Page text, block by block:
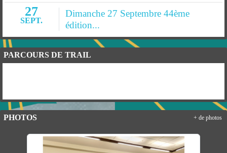
27
SEPT.
Dimanche 27 Septembre 44ème
édition...
PARCOURS DE TRAIL
PHOTOS + de photos